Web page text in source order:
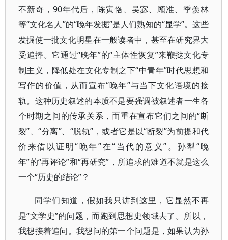
不新奇，90年代后，陈寅恪、吴宓、顾准、季羡林
等“文化名人”的“晚年发掘”是人们熟知的“显学”。这些
发掘使一批文化明星在一般读者中，甚至在研究界大
受追捧。它通过“晚年”的“主体性恢复”来鞭挞文化专
制主义，降低处在文化专制之下“中青年”时代思想和
写作的价值，从而宣布“晚年”与当下文化语境的接
轨。这种历史叙述的本质不是要强调被叙述者一生各
个时期之间的传承关系，而重在宣布它们之间的“断
裂”、“分离”、“脱轨”，或者它是以“断裂”为前提和代
价来借以证明“晚年”在“当代的意义”。孙犁“晚
年”的“再评论”和“再研究”，所追求的难道不就是这么
一个“历史的结论”？
同学们知道，假如我只讲到这里，它显然不再
是“文学史”的问题，而跑到思想史领域去了。所以，
我想接着追问。我想问的第一个问题是，如果认为孙